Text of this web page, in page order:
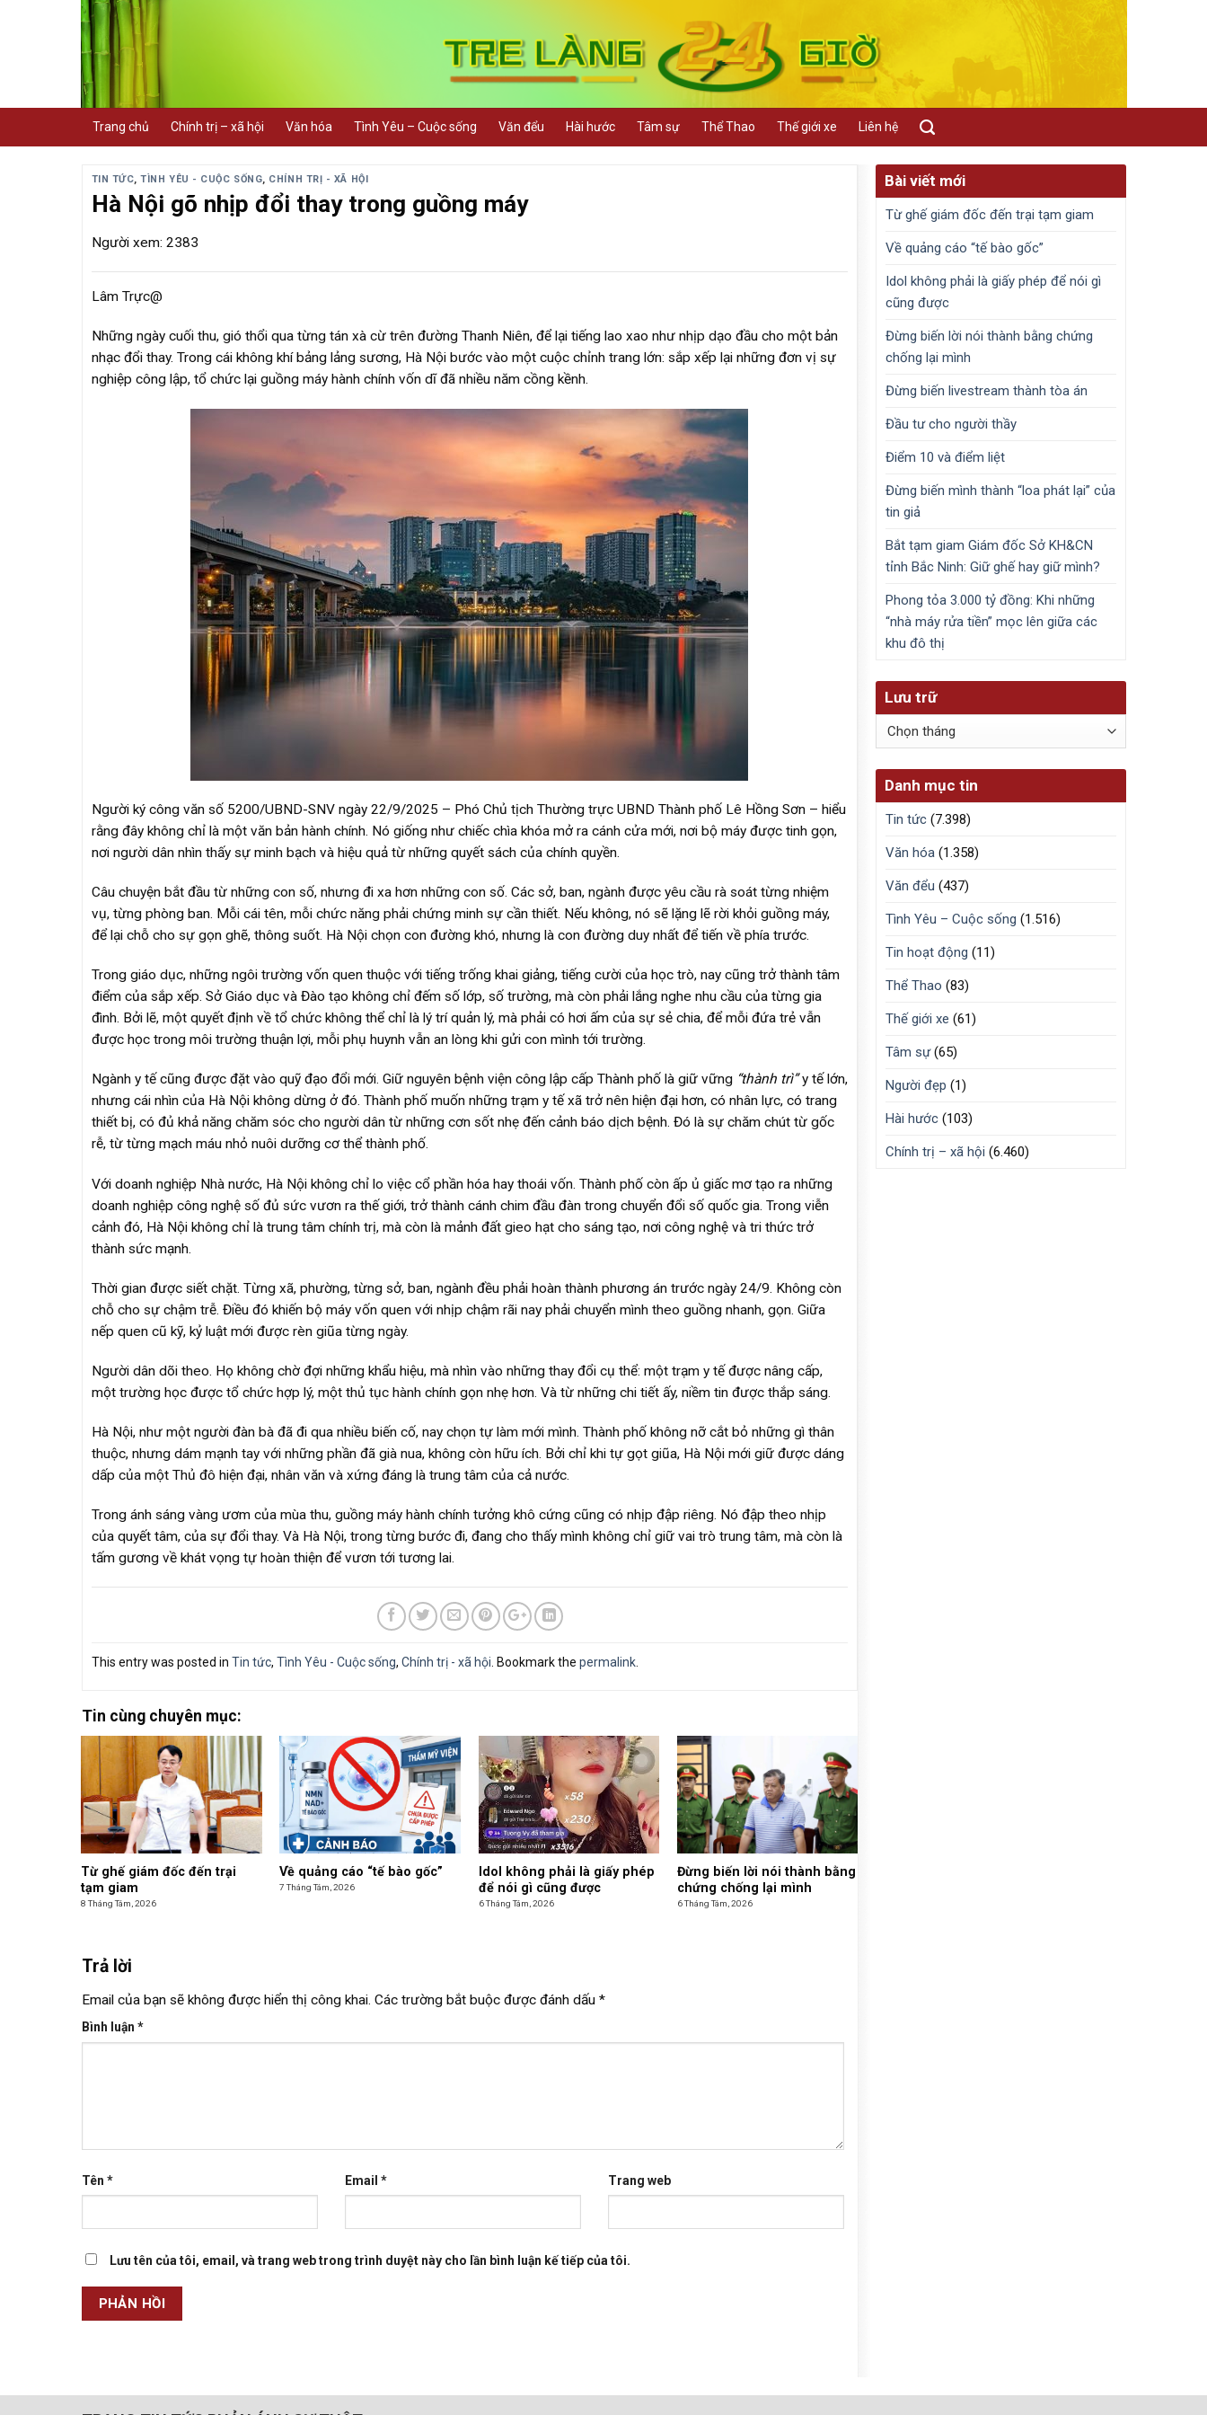
Trang chủ Chính trị – xã hội Văn hóa Tình Yêu – Cuộc sống Văn đểu Hài hước Tâm sự Thể Thao Thế giới xe Liên hệ
TIN TỨC,TÌNH YÊU - CUỘC SỐNG, CHÍNH TRỊ - XÃ HỘI
Hà Nội gõ nhịp đổi thay trong guồng máy
Người xem: 2383
Lâm Trực@
Những ngày cuối thu, gió thổi qua từng tán xà cừ trên đường Thanh Niên, để lại tiếng lao xao như nhịp dạo đầu cho một bản
nhạc đổi thay. Trong cái không khí bảng lảng sương, Hà Nội bước vào một cuộc chỉnh trang lớn: sắp xếp lại những đơn vị sự
nghiệp công lập, tổ chức lại guồng máy hành chính vốn dĩ đã nhiều năm cồng kềnh.
Người ký công văn số 5200/UBND-SNV ngày 22/9/2025 – Phó Chủ tịch Thường trực UBND Thành phố Lê Hồng Sơn – hiểu
rằng đây không chỉ là một văn bản hành chính. Nó giống như chiếc chìa khóa mở ra cánh cửa mới, nơi bộ máy được tinh gọn,
nơi người dân nhìn thấy sự minh bạch và hiệu quả từ những quyết sách của chính quyền.
Câu chuyện bắt đầu từ những con số, nhưng đi xa hơn những con số. Các sở, ban, ngành được yêu cầu rà soát từng nhiệm
vụ, từng phòng ban. Mỗi cái tên, mỗi chức năng phải chứng minh sự cần thiết. Nếu không, nó sẽ lặng lẽ rời khỏi guồng máy,
để lại chỗ cho sự gọn ghẽ, thông suốt. Hà Nội chọn con đường khó, nhưng là con đường duy nhất để tiến về phía trước.
Trong giáo dục, những ngôi trường vốn quen thuộc với tiếng trống khai giảng, tiếng cười của học trò, nay cũng trở thành tâm
điểm của sắp xếp. Sở Giáo dục và Đào tạo không chỉ đếm số lớp, số trường, mà còn phải lắng nghe nhu cầu của từng gia
đình. Bởi lẽ, một quyết định về tổ chức không thể chỉ là lý trí quản lý, mà phải có hơi ấm của sự sẻ chia, để mỗi đứa trẻ vẫn
được học trong môi trường thuận lợi, mỗi phụ huynh vẫn an lòng khi gửi con mình tới trường.
Ngành y tế cũng được đặt vào quỹ đạo đổi mới. Giữ nguyên bệnh viện công lập cấp Thành phố là giữ vững “thành trì”y tế lớn,
nhưng cái nhìn của Hà Nội không dừng ở đó. Thành phố muốn những trạm y tế xã trở nên hiện đại hơn, có nhân lực, có trang
thiết bị, có đủ khả năng chăm sóc cho người dân từ những cơn sốt nhẹ đến cảnh báo dịch bệnh. Đó là sự chăm chút từ gốc
rễ, từ từng mạch máu nhỏ nuôi dưỡng cơ thể thành phố.
Với doanh nghiệp Nhà nước, Hà Nội không chỉ lo việc cổ phần hóa hay thoái vốn. Thành phố còn ấp ủ giấc mơ tạo ra những
doanh nghiệp công nghệ số đủ sức vươn ra thế giới, trở thành cánh chim đầu đàn trong chuyển đổi số quốc gia. Trong viễn
cảnh đó, Hà Nội không chỉ là trung tâm chính trị, mà còn là mảnh đất gieo hạt cho sáng tạo, nơi công nghệ và tri thức trở
thành sức mạnh.
Thời gian được siết chặt. Từng xã, phường, từng sở, ban, ngành đều phải hoàn thành phương án trước ngày 24/9. Không còn
chỗ cho sự chậm trễ. Điều đó khiến bộ máy vốn quen với nhịp chậm rãi nay phải chuyển mình theo guồng nhanh, gọn. Giữa
nếp quen cũ kỹ, kỷ luật mới được rèn giũa từng ngày.
Người dân dõi theo. Họ không chờ đợi những khẩu hiệu, mà nhìn vào những thay đổi cụ thể: một trạm y tế được nâng cấp,
một trường học được tổ chức hợp lý, một thủ tục hành chính gọn nhẹ hơn. Và từ những chi tiết ấy, niềm tin được thắp sáng.
Hà Nội, như một người đàn bà đã đi qua nhiều biến cố, nay chọn tự làm mới mình. Thành phố không nỡ cắt bỏ những gì thân
thuộc, nhưng dám mạnh tay với những phần đã già nua, không còn hữu ích. Bởi chỉ khi tự gọt giũa, Hà Nội mới giữ được dáng
dấp của một Thủ đô hiện đại, nhân văn và xứng đáng là trung tâm của cả nước.
Trong ánh sáng vàng ươm của mùa thu, guồng máy hành chính tưởng khô cứng cũng có nhịp đập riêng. Nó đập theo nhịp
của quyết tâm, của sự đổi thay. Và Hà Nội, trong từng bước đi, đang cho thấy mình không chỉ giữ vai trò trung tâm, mà còn là
tấm gương về khát vọng tự hoàn thiện để vươn tới tương lai.
This entry was posted in Tin tức, Tình Yêu - Cuộc sống, Chính trị - xã hội . Bookmark the permalink.
Tin cùng chuyên mục:
Từ ghế giám đốc đến trại
tạm giam
8 Tháng Tám, 2026
Về quảng cáo “tế bào gốc”
7 Tháng Tám, 2026
Idol không phải là giấy phép
để nói gì cũng được
6 Tháng Tám, 2026
Đừng biến lời nói thành bằng
chứng chống lại mình
6 Tháng Tám, 2026
Trả lời
Email của bạn sẽ không được hiển thị công khai. Các trường bắt buộc được đánh dấu *
Bình luận *
Tên * Email * Trang web
Lưu tên của tôi, email, và trang web trong trình duyệt này cho lần bình luận kế tiếp của tôi.
Bài viết mới
Từ ghế giám đốc đến trại tạm giam
Về quảng cáo “tế bào gốc”
Idol không phải là giấy phép để nói gì
cũng được
Đừng biến lời nói thành bằng chứng
chống lại mình
Đừng biến livestream thành tòa án
Đầu tư cho người thầy
Điểm 10 và điểm liệt
Đừng biến mình thành “loa phát lại” của
tin giả
Bắt tạm giam Giám đốc Sở KH&CN
tỉnh Bắc Ninh: Giữ ghế hay giữ mình?
Phong tỏa 3.000 tỷ đồng: Khi những
“nhà máy rửa tiền” mọc lên giữa các
khu đô thị
Lưu trữ
Lưu
Danh mục tin
Tin tức (7.398)
Văn hóa (1.358)
Văn đểu (437)
Tình Yêu – Cuộc sống (1.516)
Tin hoạt động (11)
Thể Thao (83)
Thế giới xe (61)
Tâm sự(65)
Người đẹp (1)
Hài hước (103)
Chính trị – xã hội (6.460)